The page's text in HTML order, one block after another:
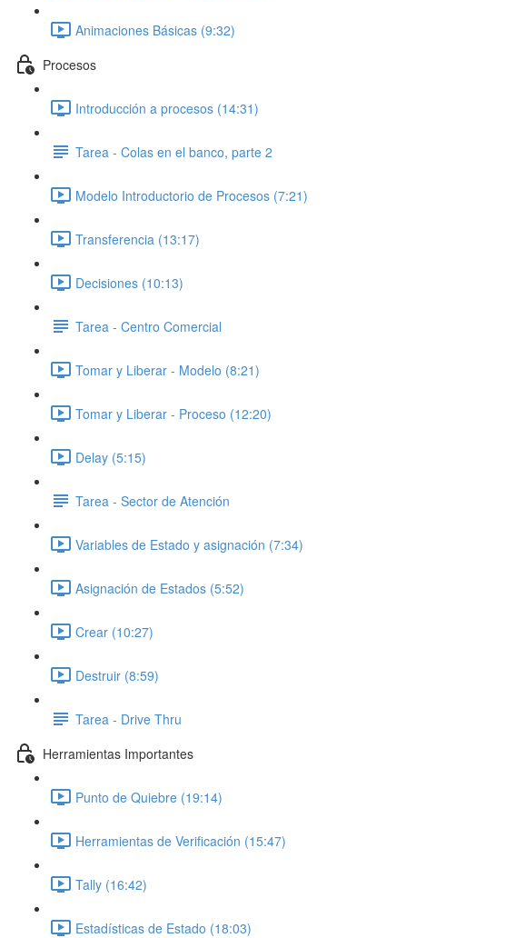
Animaciones Básicas (9:32)
Procesos
Introducción a procesos (14:31)
Tarea - Colas en el banco, parte 2
Modelo Introductorio de Procesos (7:21)
Transferencia (13:17)
Decisiones (10:13)
Tarea - Centro Comercial
Tomar y Liberar - Modelo (8:21)
Tomar y Liberar - Proceso (12:20)
Delay (5:15)
Tarea - Sector de Atención
Variables de Estado y asignación (7:34)
Asignación de Estados (5:52)
Crear (10:27)
Destruir (8:59)
Tarea - Drive Thru
Herramientas Importantes
Punto de Quiebre (19:14)
Herramientas de Verificación (15:47)
Tally (16:42)
Estadísticas de Estado (18:03)